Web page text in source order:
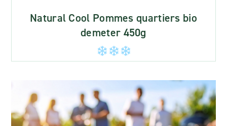
Natural Cool Pommes quartiers bio
demeter 450g